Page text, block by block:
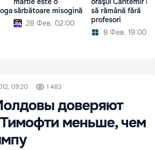
sărbătoare misogină
28 Фев. 02:00
să rămână fără
profesori
8 Фев. 19:00
09:20 1 483
доверяют
меньше, чем